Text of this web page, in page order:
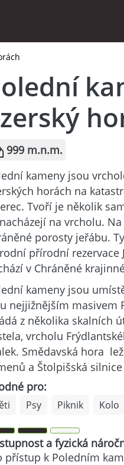
999 m.n.m.
kameny jsou
horách na
Tvoří je několik
na vrcholu.
porosty jeřábu.
přírodní rezervace
v Chráněné
kameny jsou
nejjižnějším masivem
z několika skalních
vrcholu
Smědavská hora
a Štolpišská
pro:
Psy Piknik Kolo
a fyzická
přístup k Poledním